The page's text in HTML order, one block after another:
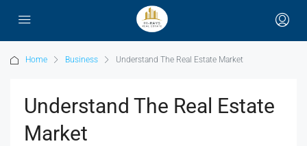
Home Business Understand The Real Estate Market
Understand The Real Estate
Market